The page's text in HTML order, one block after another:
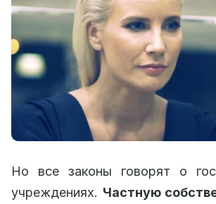
Но все законы говорят о
учреждениях. Частную